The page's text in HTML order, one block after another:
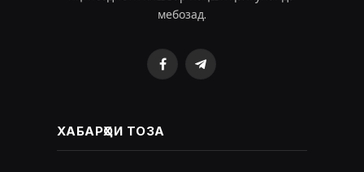
мебозад.
FacebookTelegram
ХАБАРҲОИ ТОЗА